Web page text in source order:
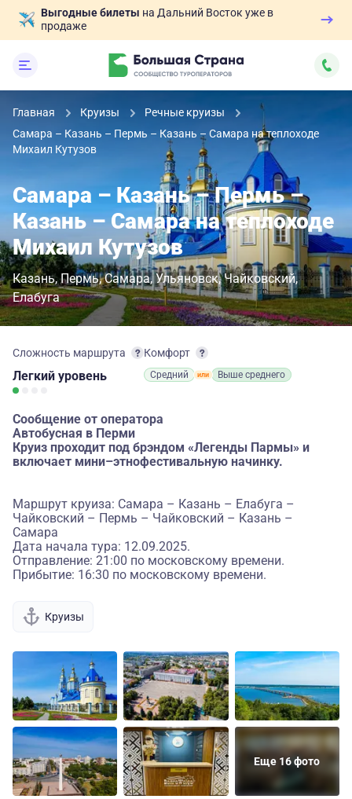
Выгодные билеты на Дальний Восток уже в
продаже
Главная Круизы
Речные круизы
Самара – Казань – Пермь – Казань – Самара на теплоходе
Михаил Кутузов
Самара – Казань – Пермь –
Казань – Самара на теплоходе
Михаил Кутузов
Казань Пермь Самара Ульяновск Чайковский
Елабуга
Сложность маршрута
Легкий уровень
Комфорт
Средний Выше среднего
Сообщение от оператора
Автобусная в Перми
Круиз проходит под брэндом «Легенды Пармы» и
включает мини–этнофестивальную начинку.
Маршрут круиза: Самара – Казань – Елабуга –
Чайковский – Пермь – Чайковский – Казань –
Самара
Дата начала тура: 12.09.2025.
Отправление: 21:00 по московскому времени.
Прибытие: 16:30 по московскому времени.
Круизы
Еще 16 фото